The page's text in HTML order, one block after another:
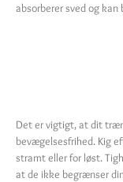
absorberer sved og
Det er vigtigt, at dit
bevægelsesfrihed. Kig
stramt eller for løst.
at de ikke begrænser